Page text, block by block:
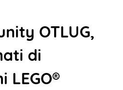
OTLUG,
di
LEGO®